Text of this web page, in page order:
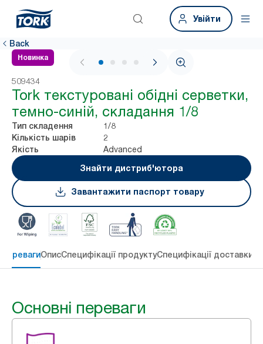
Увійти
Back
Новинка
1 / 4
509434
Tork текстуровані обідні серветки,
темно-синій, складання 1/8
Тип складення 1/8
Кількість шарів 2
Якість
Advanced
Знайти дистриб'ютора
Завантажити паспорт товару
перевагиОписСпецифікації продуктуСпецифікації доставки
Основні переваги